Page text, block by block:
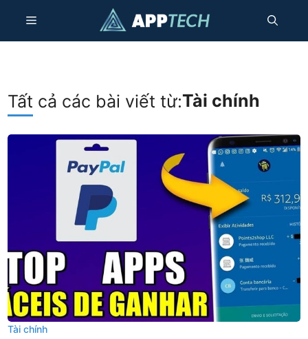
nội
Thực
Tất cả các bài viết từ:Tài chính
Tài chính